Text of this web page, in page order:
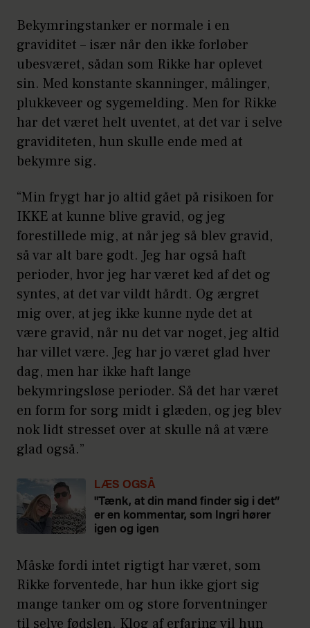
Bekymringstanker er normale i en
graviditet – især når den ikke forløber
ubesværet, sådan som Rikke har oplevet
sin. Med konstante skanninger, målinger,
plukkeveer og sygemelding. Men for Rikke
har det været helt uventet, at det var i selve
graviditeten, hun skulle ende med at
bekymre sig.
“Min frygt har jo altid gået på risikoen for
IKKE at kunne blive gravid, og jeg
forestillede mig, at når jeg så blev gravid,
så var alt bare godt. Jeg har også haft
perioder, hvor jeg har været ked af det og
syntes, at det var vildt hårdt. Og ærgret
mig over, at jeg ikke kunne nyde det at
være gravid, når nu det var noget, jeg altid
har villet være. Jeg har jo været glad hver
dag, men har ikke haft lange
bekymringsløse perioder. Så det har været
en form for sorg midt i glæden, og jeg blev
nok lidt stresset over at skulle nå at være
glad også.”
LÆS OGSÅ
"Tænk, at din mand finder sig i det”
er en kommentar, som Ingri hører
igen og igen
Måske fordi intet rigtigt har været, som
Rikke forventede, har hun ikke gjort sig
mange tanker om og store forventninger
til selve fødslen. Klog af erfaring vil hun